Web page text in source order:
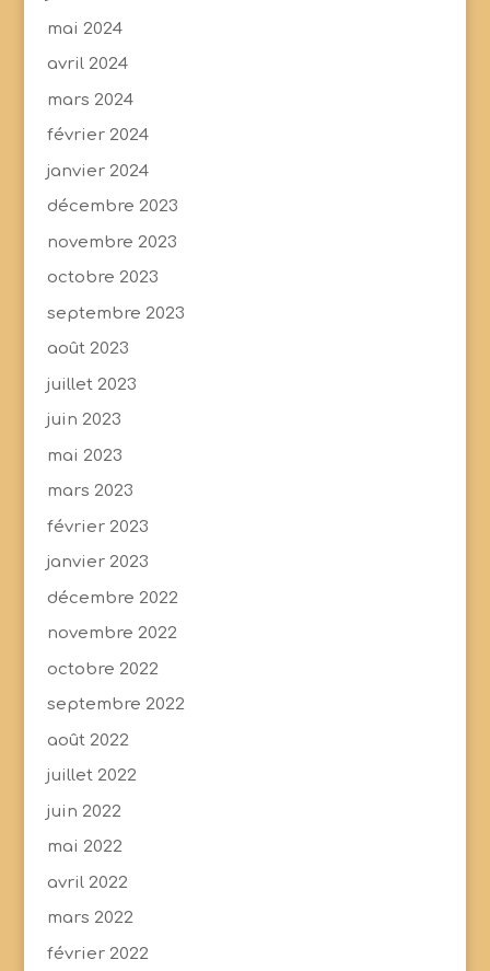
mai 2024
avril 2024
mars 2024
février 2024
janvier 2024
décembre 2023
novembre 2023
octobre 2023
septembre 2023
août 2023
juillet 2023
juin 2023
mai 2023
mars 2023
février 2023
janvier 2023
décembre 2022
novembre 2022
octobre 2022
septembre 2022
août 2022
juillet 2022
juin 2022
mai 2022
avril 2022
mars 2022
février 2022